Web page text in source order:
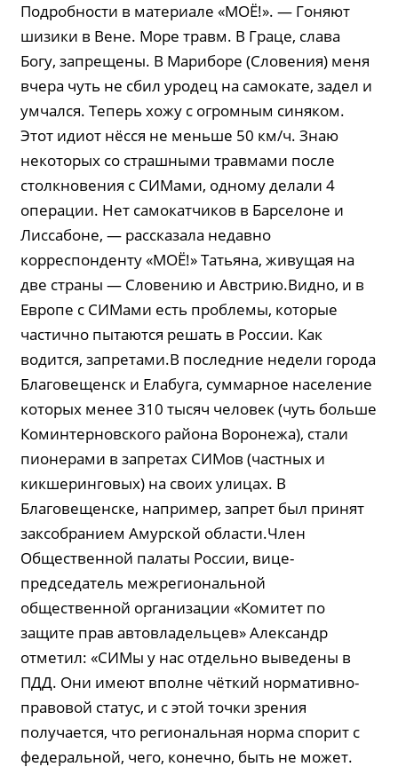
Подробности в материале «МОЁ!». — Гоняют
шизики в Вене. Море травм. В Граце, слава
Богу, запрещены. В Мариборе (Словения) меня
вчера чуть не сбил уродец на самокате, задел и
умчался. Теперь хожу с огромным синяком.
Этот идиот нёсся не меньше 50 км/ч. Знаю
некоторых со страшными травмами после
столкновения с СИМами, одному делали 4
операции. Нет самокатчиков в Барселоне и
Лиссабоне, — рассказала недавно
корреспонденту «МОЁ!» Татьяна, живущая на
две страны — Словению и Австрию.Видно, и в
Европе с СИМами есть проблемы, которые
частично пытаются решать в России. Как
водится, запретами.В последние недели города
Благовещенск и Елабуга, суммарное население
которых менее 310 тысяч человек (чуть больше
Коминтерновского района Воронежа), стали
пионерами в запретах СИМов (частных и
кикшеринговых) на своих улицах. В
Благовещенске, например, запрет был принят
заксобранием Амурской области.Член
Общественной палаты России, вице-
председатель межрегиональной
общественной организации «Комитет по
защите прав автовладельцев» Александр
отметил: «СИМы у нас отдельно выведены в
ПДД. Они имеют вполне чёткий нормативно-
правовой статус, и с этой точки зрения
получается, что региональная норма спорит с
федеральной, чего, конечно, быть не может.